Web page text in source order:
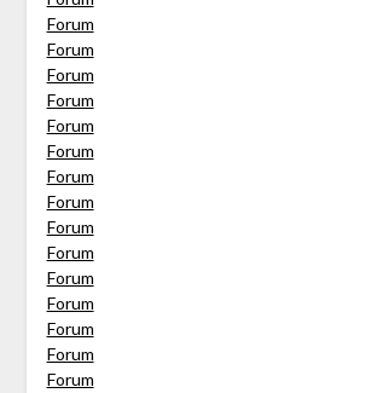
Forum
Forum
Forum
Forum
Forum
Forum
Forum
Forum
Forum
Forum
Forum
Forum
Forum
Forum
Forum